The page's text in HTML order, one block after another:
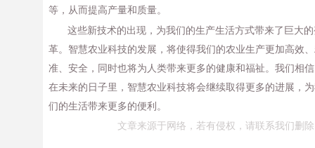
等，从而提高产量和质量。
这些新技术的出现，为我们的生产生活方式带来了巨大
革。智慧农业科技的发展，将使得我们的农业生产更加高效
准、安全，同时也将为人类带来更多的健康和福祉。我们相
在未来的日子里，智慧农业科技将会继续取得更多的进展，
们的生活带来更多的便利。
文章来源于网络，若有侵权，请联系我们删